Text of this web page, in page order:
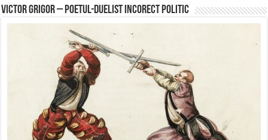
Victor Grigor – Poetul-Duelist Incorect Politic